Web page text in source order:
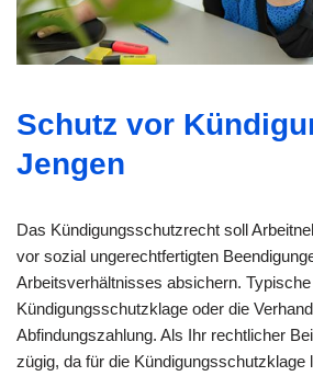
Schutz vor
Jengen
Das Kündigungsschutzrecht soll
vor sozial ungerechtfertigten
Arbeitsverhältnisses absichern.
Kündigungsschutzklage oder die
Abfindungszahlung. Als Ihr rechtlicher
zügig, da für die Kündigungsschutzklage